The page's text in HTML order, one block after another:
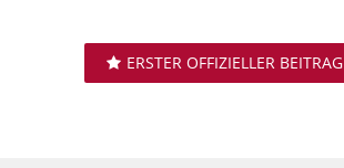
ERSTER OFFIZIELLER BEITRAG